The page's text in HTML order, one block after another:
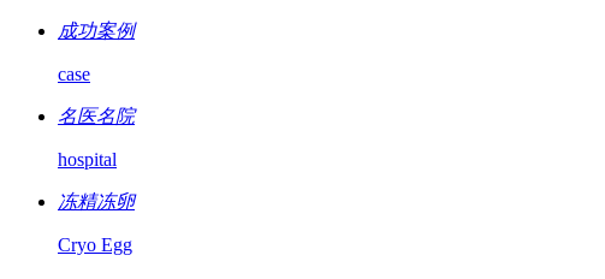
成功案例
case
名医名院
hospital
冻精冻卵
Cryo Egg